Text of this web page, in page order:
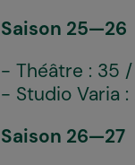
Saison 25—26
- Théâtre : 35
- Studio Varia :
Saison 26—27